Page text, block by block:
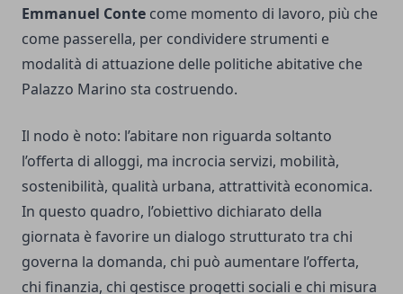
Emmanuel Conte come momento di lavoro, più che
come passerella, per condividere strumenti e
modalità di attuazione delle politiche abitative che
Palazzo Marino sta costruendo.
Il nodo è noto: l’abitare non riguarda soltanto
l’offerta di alloggi, ma incrocia servizi, mobilità,
sostenibilità, qualità urbana, attrattività economica.
In questo quadro, l’obiettivo dichiarato della
giornata è favorire un dialogo strutturato tra chi
governa la domanda, chi può aumentare l’offerta,
chi finanzia, chi gestisce progetti sociali e chi misura